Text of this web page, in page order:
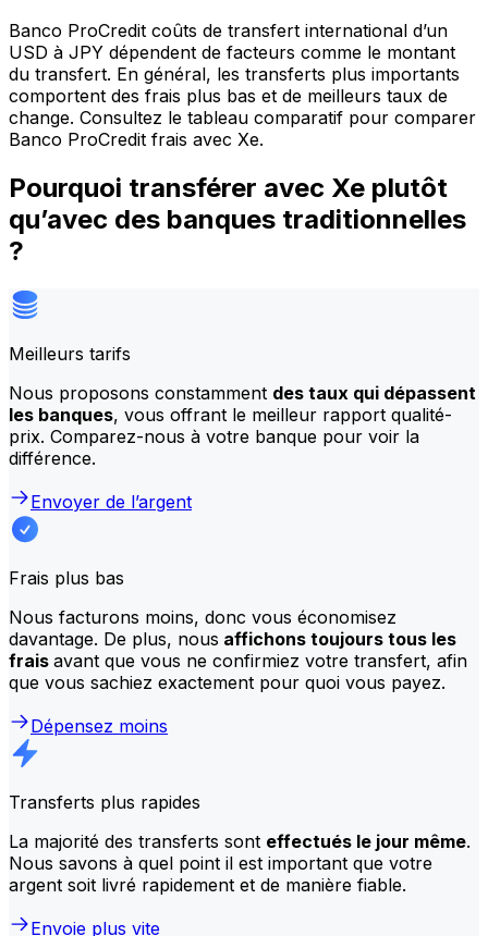
Banco ProCredit coûts de transfert international d’un
USD à JPY dépendent de facteurs comme le montant
du transfert. En général, les transferts plus importants
comportent des frais plus bas et de meilleurs taux de
change. Consultez le tableau comparatif pour comparer
Banco ProCredit frais avec Xe.
Pourquoi transférer avec Xe plutôt
qu’avec des banques traditionnelles
?
Meilleurs tarifs
Nous proposons constamment des taux qui dépassent
les banques, vous offrant le meilleur rapport qualité-
prix. Comparez-nous à votre banque pour voir la
différence.
Envoyer de l’argent
Frais plus bas
Nous facturons moins, donc vous économisez
davantage. De plus, nous affichons toujours tous les
frais avant que vous ne confirmiez votre transfert, afin
que vous sachiez exactement pour quoi vous payez.
Dépensez moins
Transferts plus rapides
La majorité des transferts sont effectués le jour même.
Nous savons à quel point il est important que votre
argent soit livré rapidement et de manière fiable.
Envoie plus vite